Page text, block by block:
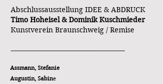
Abschlussausstellung IDEE & ABDRUCK
Timo Hoheisel & Dominik Kuschmieder
Kunstverein Braunschweig / Remise
--------------------------------------------------------
Assmann, Stefanie
Augustin, Sabine